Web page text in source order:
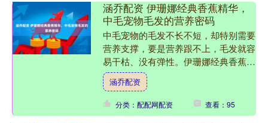
涵乔配资 伊珊娜经典香蕉精华，
中毛宠物毛发的营养密码
中毛宠物的毛发不长不短，却特别需要
营养支撑，要是营养跟不上，毛发就容
易干枯、没有弹性。伊珊娜经典香蕉精
华，就像中毛宠物毛发的营养密码，能
精准补充所需营养。 这款....
涵乔配资
分类：配配网配资 查看：95